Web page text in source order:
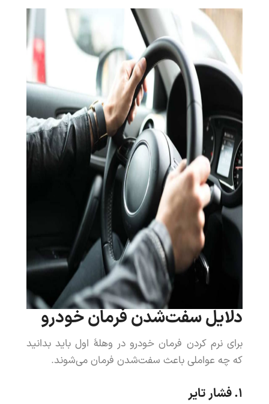
دلایلسفتشدنفرمانخودرو
برای نرم کردن فرمان خودرو در وهلۀ اول باید بدانید
که چه عواملی باعث سفتشدن فرمان میشوند.
۱. فشارتایر